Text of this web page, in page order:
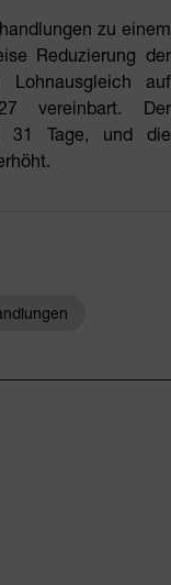
zu einem
Reduzierung der
Lohnausgleich auf
vereinbart. Der
31 Tage, und die